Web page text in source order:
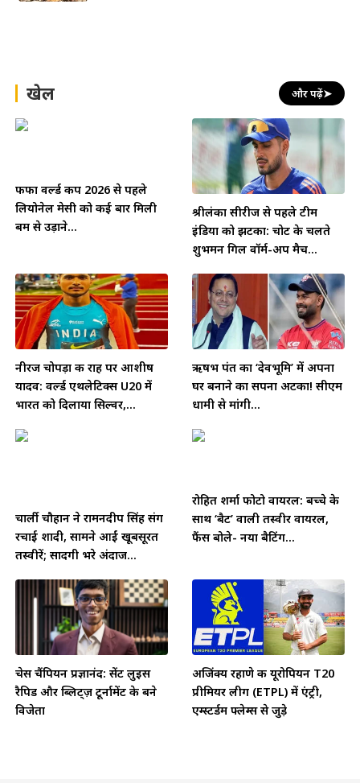
खेल और पढ़ें➤
फीफा वर्ल्ड कप 2026 से पहले
लियोनेल मेसी को कई बार मिली
बम से उड़ाने...
श्रीलंका सीरीज से पहले टीम
इंडिया को झटका: चोट के चलते
शुभमन गिल वॉर्म-अप मैच...
नीरज चोपड़ा की राह पर आशीष
यादव: वर्ल्ड एथलेटिक्स U20 में
भारत को दिलाया सिल्वर,...
ऋषभ पंत का ‘देवभूमि’ में अपना
घर बनाने का सपना अटका! सीएम
धामी से मांगी...
चार्ली चौहान ने रामनदीप सिंह संग
रचाई शादी, सामने आईं खूबसूरत
तस्वीरें; सादगी भरे अंदाज...
रोहित शर्मा फोटो वायरल: बच्चे के
साथ ‘बैट’ वाली तस्वीर वायरल,
फैंस बोले- नया बैटिंग...
चेस चैंपियन प्रज्ञानंद: सेंट लुइस
रैपिड और ब्लिट्ज़ टूर्नामेंट के बने
विजेता
अजिंक्य रहाणे की यूरोपियन T20
प्रीमियर लीग (ETPL) में एंट्री,
एम्स्टर्डम फ्लेम्स से जुड़े